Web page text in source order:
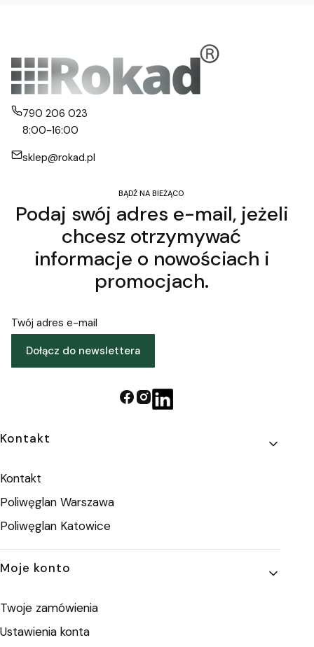
790 206 023
8:00-16:00
sklep@rokad.pl
BĄDŹ NA BIEŻĄCO
Podaj swój adres e-mail, jeżeli
chcesz otrzymywać
informacje o nowościach i
promocjach.
Twój adres e-mail
Dołącz do newslettera
Linki w stopce
Kontakt
Kontakt
Poliwęglan Warszawa
Poliwęglan Katowice
Moje konto
Twoje zamówienia
Ustawienia konta